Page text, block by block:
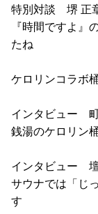
特別対談 堺 正
『時間ですよ』
たね
ケロリンコラボ
インタビュー
銭湯のケロリン
インタビュー
サウナでは「じ
す